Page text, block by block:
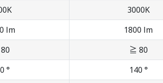
3000K
lm 1800 lm
≧ 80
° 140 °